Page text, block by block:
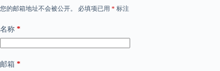
您的邮箱地址不会被公开。 必填项已用 * 标注
名称 *
邮箱 *